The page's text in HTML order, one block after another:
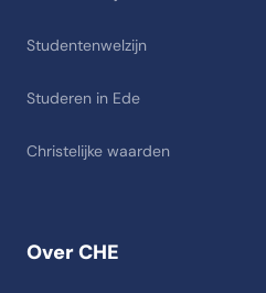
Over CHE
Studentenwelzijn
Studeren in Ede
Christelijke waarden